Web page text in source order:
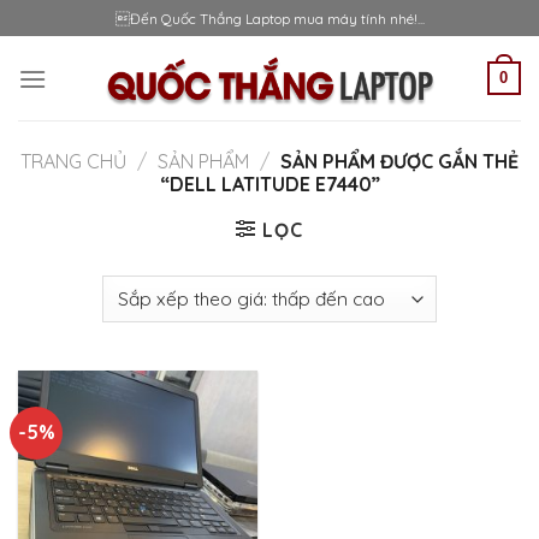
to
content
Đến Quốc Thắng Laptop mua máy tính nhé!...
0
TRANG CHỦ / SẢN PHẨM / SẢN PHẨM ĐƯỢC GẮN THẺ
“DELL LATITUDE E7440”
LỌC
-5%